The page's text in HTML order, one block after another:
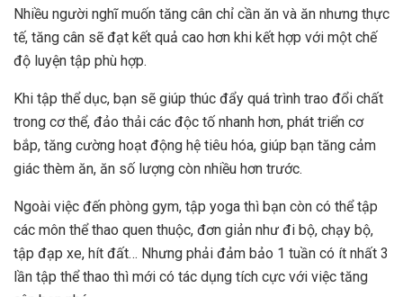
Nhiều người nghĩ muốn tăng cân chỉ cần ăn và ăn nhưng thực
tế, tăng cân sẽ đạt kết quả cao hơn khi kết hợp với một chế
độ luyện tập phù hợp.
Khi tập thể dục, bạn sẽ giúp thúc đẩy quá trình trao đổi chất
trong cơ thể, đảo thải các độc tố nhanh hơn, phát triển cơ
bắp, tăng cường hoạt động hệ tiêu hóa, giúp bạn tăng cảm
giác thèm ăn, ăn số lượng còn nhiều hơn trước.
Ngoài việc đến phòng gym, tập yoga thì bạn còn có thể tập
các môn thể thao quen thuộc, đơn giản như đi bộ, chạy bộ,
tập đạp xe, hít đất… Nhưng phải đảm bảo 1 tuần có ít nhất 3
lần tập thể thao thì mới có tác dụng tích cực với việc tăng